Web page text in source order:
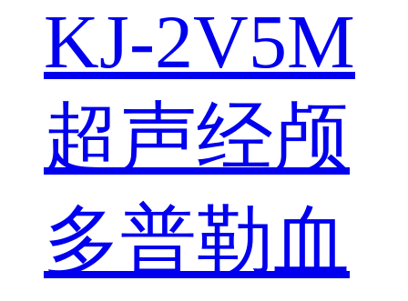
KJ-2V5M
超声经颅
多普勒血